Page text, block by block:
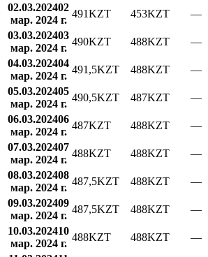
02.03.202402
мар. 2024 г.
491KZT 453KZT —
03.03.202403
мар. 2024 г.
490KZT 488KZT —
04.03.202404
мар. 2024 г.
491,5KZT 488KZT —
05.03.202405
мар. 2024 г.
490,5KZT 487KZT —
06.03.202406
мар. 2024 г.
487KZT 488KZT —
07.03.202407
мар. 2024 г.
488KZT 488KZT —
08.03.202408
мар. 2024 г.
487,5KZT 488KZT —
09.03.202409
мар. 2024 г.
487,5KZT 488KZT —
10.03.202410
мар. 2024 г.
488KZT 488KZT —